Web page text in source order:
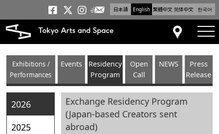
日本語 English 繁體中文 简体中文 한국어
Tokyo Arts and
Tokyo Arts and
Tokyo Arts and
Newsletter
Access
Exhibitions /
Performances
Events
Residency
Program
Open
Call
NEWS
Press
Release
2026
2025
Exchange Residency Program
(Japan-based Creators sent
abroad)